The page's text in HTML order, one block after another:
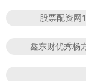
股票配资网
鑫东财优秀杨